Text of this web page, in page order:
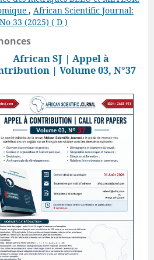
, African Scientific Journal:
33 (2025) ( D )
African SJ | Appel à
| Volume 03, N°37